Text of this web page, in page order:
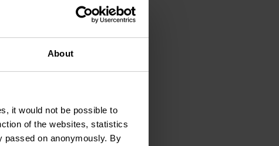
About
it would not be possible to
of the websites, statistics
passed on anonymously. By